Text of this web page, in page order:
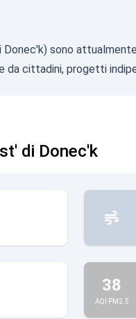
sono
cittadini, progetti
di Donec'k
38
AQI PM2.5